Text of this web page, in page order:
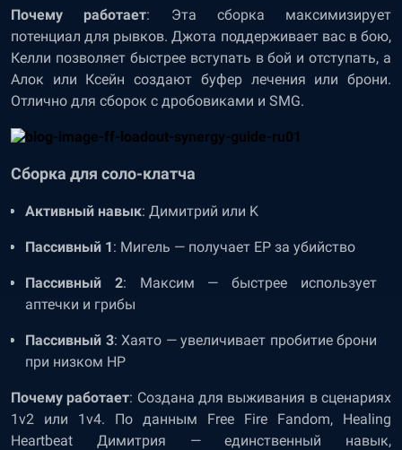
Почему работает: Эта сборка максимизирует
потенциал для рывков. Джота поддерживает вас в бою,
Келли позволяет быстрее вступать в бой и отступать, а
Алок или Ксейн создают буфер лечения или брони.
Отлично для сборок с дробовиками и SMG.
Сборка для соло-клатча
Активный навык: Димитрий или K
Пассивный 1: Мигель — получает EP за убийство
Пассивный 2: Максим — быстрее использует
аптечки и грибы
Пассивный 3: Хаято — увеличивает пробитие брони
при низком HP
Почему работает: Создана для выживания в сценариях
1v2 или 1v4. По данным Free Fire Fandom, Healing
Heartbeat Димитрия — единственный навык,